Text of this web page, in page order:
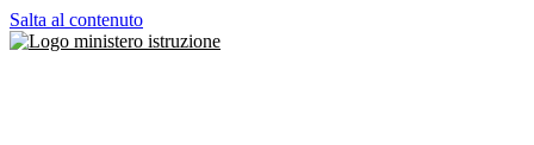
Salta al contenuto